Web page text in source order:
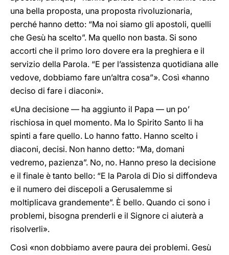
una bella proposta, una proposta rivoluzionaria,
perché hanno detto: “Ma noi siamo gli apostoli, quelli
che Gesù ha scelto”. Ma quello non basta. Si sono
accorti che il primo loro dovere era la preghiera e il
servizio della Parola. “E per l’assistenza quotidiana alle
vedove, dobbiamo fare un’altra cosa”». Così «hanno
deciso di fare i diaconi».
«Una decisione — ha aggiunto il Papa — un po’
rischiosa in quel momento. Ma lo Spirito Santo li ha
spinti a fare quello. Lo hanno fatto. Hanno scelto i
diaconi, decisi. Non hanno detto: “Ma, domani
vedremo, pazienza”. No, no. Hanno preso la decisione
e il finale è tanto bello: “E la Parola di Dio si diffondeva
e il numero dei discepoli a Gerusalemme si
moltiplicava grandemente”. È bello. Quando ci sono i
problemi, bisogna prenderli e il Signore ci aiuterà a
risolverli».
Così «non dobbiamo avere paura dei problemi. Gesù